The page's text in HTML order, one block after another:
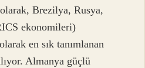
Brezilya, Rusya,
ekonomileri)
en sık tanımlanan
Almanya güçlü